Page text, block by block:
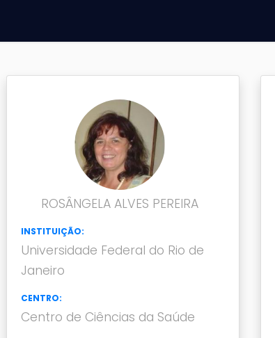
ROSÂNGELA ALVES PEREIRA
INSTITUIÇÃO:
Universidade Federal do Rio de
Janeiro
CENTRO:
Centro de Ciências da Saúde